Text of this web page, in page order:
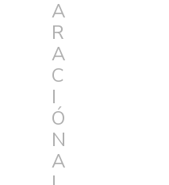
A
R
A
C
I
Ó
N
A